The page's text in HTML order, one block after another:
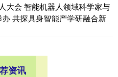
大会 智能机器人领域科学家与
共探具身智能产学研融合新
资讯